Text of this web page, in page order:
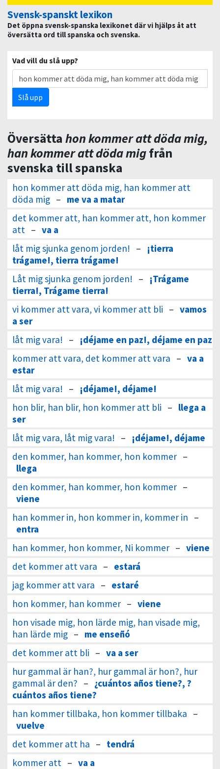
Svensk-spanskt lexikon
Det öppna svensk-spanska lexikonet där vi hjälps åt att
översätta ord till spanska och svenska.
Vad vill du slå upp?
Slå upp
Översätta hon kommer att döda mig,
han kommer att döda migfrån
svenska till spanska
hon kommer att döda mig, han kommer att
döda mig – me va a matar
det kommer att, han kommer att, hon kommer
att – va a
låt mig sjunka genom jorden! –
¡tierra
trágame!, tierra trágame!
Låt mig sjunka genom jorden! –
¡Trágame
tierra!, Trágame tierra!
vi kommer att vara, vi kommer att bli – vamos
a ser
låt mig vara! –
¡déjame en paz!, déjame en paz
kommer att vara, det kommer att vara – va a
estar
låt mig vara! –
¡déjame!, déjame!
hon blir, han blir, hon kommer att bli – llega a
ser
låt mig vara, låt mig vara! –
¡déjame!, déjame
den kommer, han kommer, hon kommer –
llega
den kommer, han kommer, hon kommer –
viene
han kommer in, hon kommer in, kommer in –
entra
han kommer, hon kommer, Ni kommer – viene
det kommer att vara – estará
jag kommer att vara – estaré
hon kommer, han kommer – viene
hon visade mig, hon lärde mig, han visade mig,
han lärde mig – me enseñó
det kommer att bli – va a ser
hur gammal är han?, hur gammal är hon?, hur
gammal är den? – ¿cuántos años tiene?, ?
cuántos años tiene?
han kommer tillbaka, hon kommer tillbaka –
vuelve
det kommer att ha – tendrá
kommer att – va a